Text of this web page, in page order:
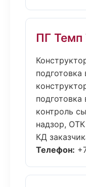
ПГ
подготовка
подготовка
контроль
надзор,
КД
Телефон: